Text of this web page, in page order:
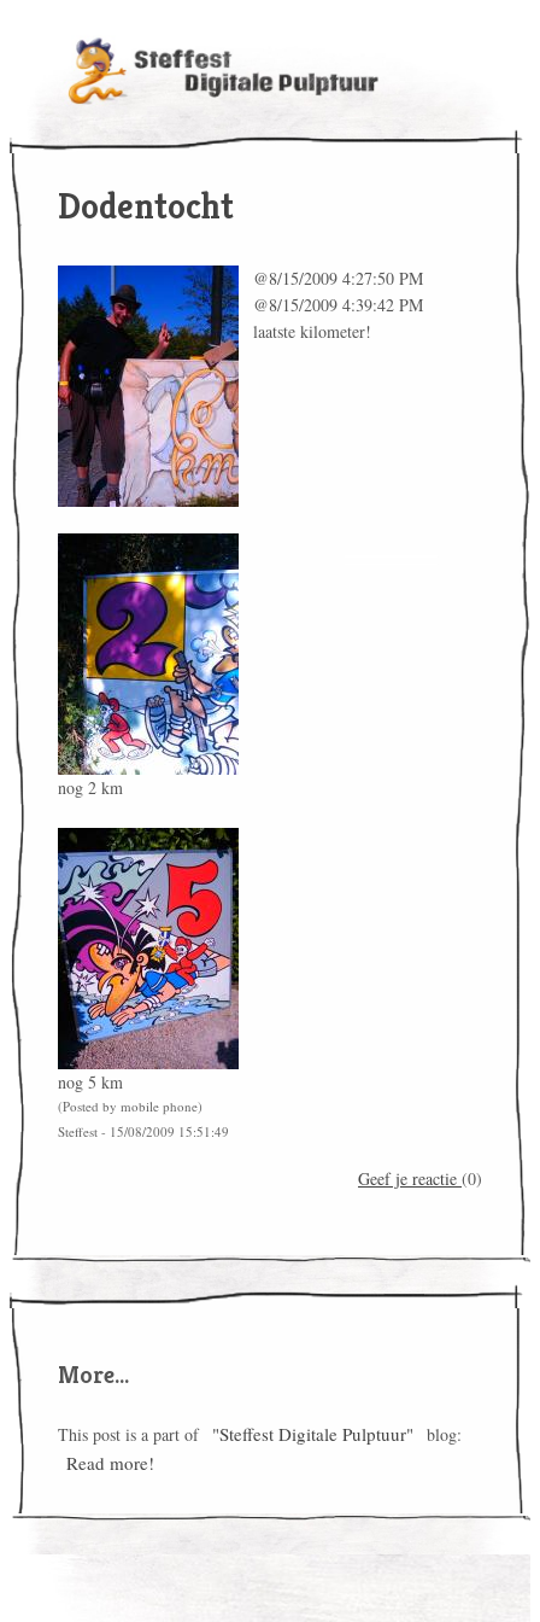
Dodentocht
@8/15/2009 4:27:50 PM
@8/15/2009 4:39:42 PM
laatste kilometer!
nog 2 km
nog 5 km
(Posted by mobile phone)
Steffest - 15/08/2009 15:51:49
Geef je reactie (0)
More...
This post is a part of "Steffest Digitale Pulptuur" blog:
Read more!